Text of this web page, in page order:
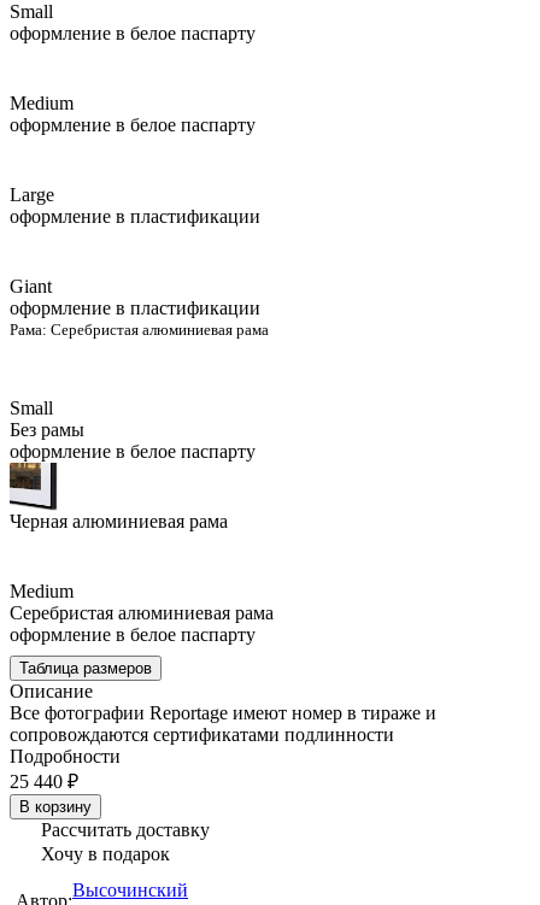
Small
оформление в белое паспарту
Medium
оформление в белое паспарту
Large
оформление в пластификации
Giant
оформление в пластификации
Рама: Серебристая алюминиевая рама
Small
Без рамы
оформление в белое паспарту
Черная алюминиевая рама
Medium
Серебристая алюминиевая рама
оформление в белое паспарту
Таблица размеров
Описание
Все фотографии Reportage имеют номер в тираже и
сопровождаются сертификатами подлинности
Подробности
25 440 ₽
В корзину
Рассчитать доставку
Хочу в подарок
Высочинский